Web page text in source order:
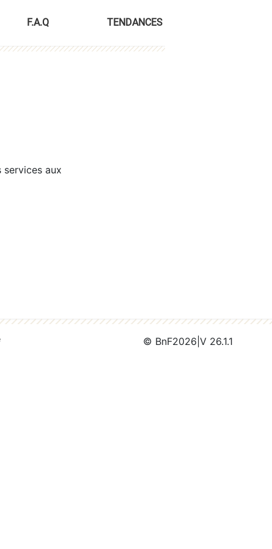
F.A.Q TENDANCES
aux
© BnF2026 V 26.1.1